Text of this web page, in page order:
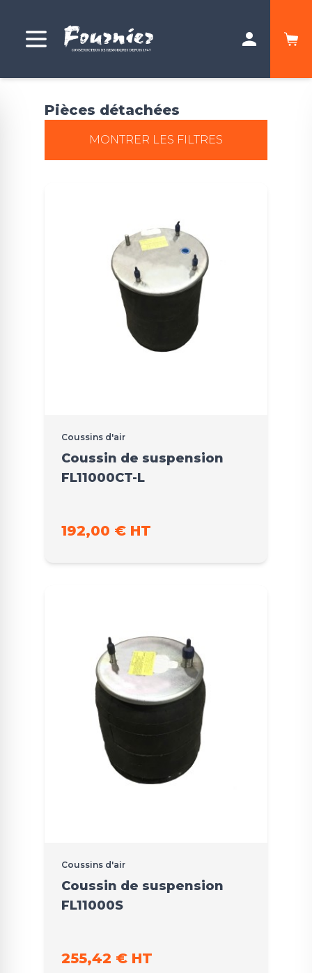
Pièces détachées
MONTRER LES FILTRES
Coussins d'air
Coussin de suspension
FL11000CT-L
192,00 € HT
Coussins d'air
Coussin de suspension
FL11000S
255,42 € HT